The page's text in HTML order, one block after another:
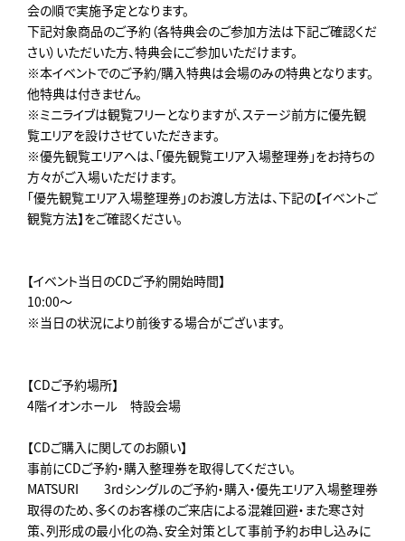
会の順で実施予定となります。
下記対象商品のご予約（各特典会のご参加方法は下記ご確認くだ
さい）いただいた方、特典会にご参加いただけます。
※本イベントでのご予約/購入特典は会場のみの特典となります。
他特典は付きません。
※ミニライブは観覧フリーとなりますが、ステージ前方に優先観
覧エリアを設けさせていただきます。
※優先観覧エリアへは、「優先観覧エリア入場整理券」をお持ちの
方々がご入場いただけます。
「優先観覧エリア入場整理券」のお渡し方法は、下記の【イベントご
観覧方法】をご確認ください。
【イベント当日のCDご予約開始時間】
10:00～
※当日の状況により前後する場合がございます。
【CDご予約場所】
4階イオンホール 特設会場
【CDご購入に関してのお願い】
事前にCDご予約・購入整理券を取得してください。
MATSURI 3rdシングルのご予約・購入・優先エリア入場整理券
取得のため、多くのお客様のご来店による混雑回避・また寒さ対
策、列形成の最小化の為、安全対策として事前予約お申し込みに